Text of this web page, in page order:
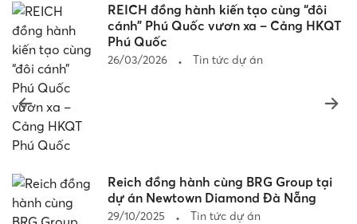
REICH đồng hành kiến tạo cùng “đôi
cánh” Phú Quốc vươn xa – Cảng HKQT
Phú Quốc
26/03/2026 Tin tức dự án
Reich đồng hành cùng BRG Group tại
dự án Newtown Diamond Đà Nẵng
29/10/2025 Tin tức dự án